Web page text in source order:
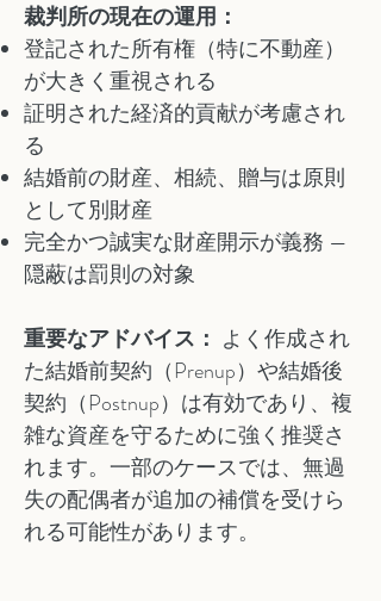
裁判所の現在の運用：
登記された所有権（特に不動産）
が大きく重視される
証明された経済的貢献が考慮され
る
結婚前の財産、相続、贈与は原則
として別財産
完全かつ誠実な財産開示が義務 —
隠蔽は罰則の対象
重要なアドバイス： よく作成され
た結婚前契約（Prenup）や結婚後
契約（Postnup）は有効であり、複
雑な資産を守るために強く推奨さ
れます。一部のケースでは、無過
失の配偶者が追加の補償を受けら
れる可能性があります。